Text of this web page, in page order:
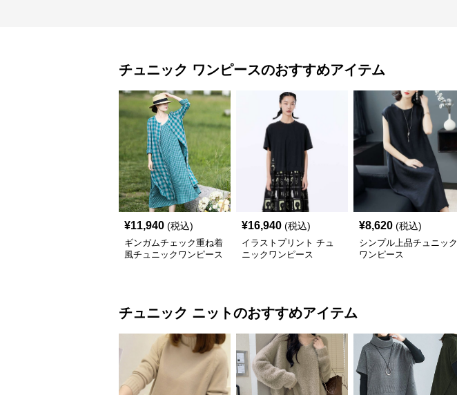
チュニック ワンピースのおすすめアイテム
¥11,940 (税込)
ギンガムチェック重ね着
風チュニックワンピース
¥16,940 (税込)
イラストプリント チュ
ニックワンピース
¥8,620 (税込)
シンプル上品チュニック
ワンピース
チュニック ニットのおすすめアイテム